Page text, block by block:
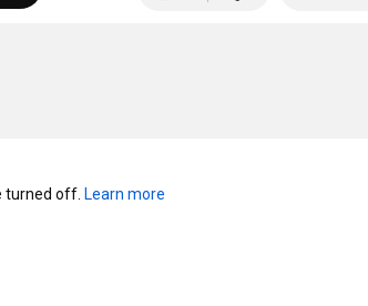
turned off. Learn more